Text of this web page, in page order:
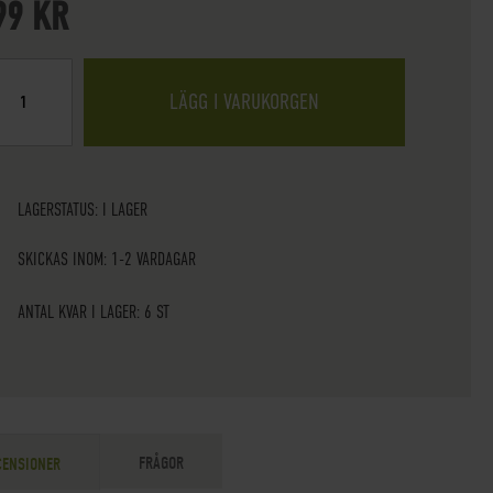
KR
LÄGG I VARUKORGEN
LAGERSTATUS: I LAGER
SKICKAS INOM: 1-2 VARDAGAR
ANTAL KVAR I LAGER: 6 ST
FRÅGOR